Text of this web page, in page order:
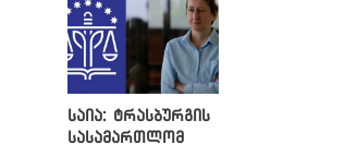
დააჯარიმა
საია: ტრასბურგის
სასამართლომ